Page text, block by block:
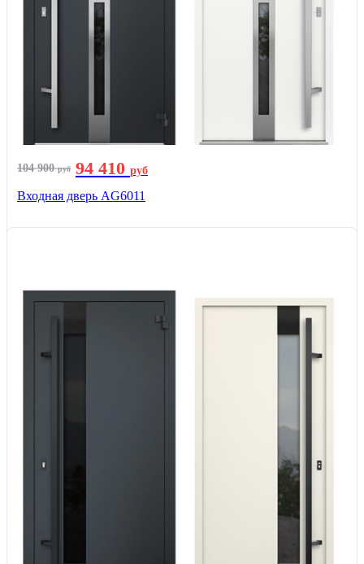
104 900руб 94 410 руб
Входная дверь AG6011